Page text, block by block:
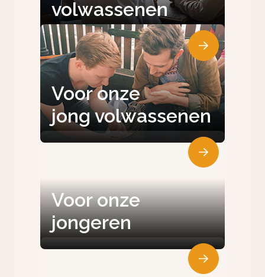
volwassenen
Voor onze
jong volwassenen
Voor onze
jongeren